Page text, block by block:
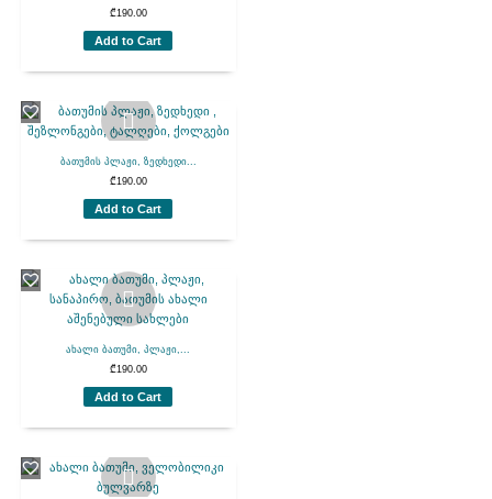
₾190.00
Add to Cart
ბათუმის პლაჟი, ზედხედი...
₾190.00
Add to Cart
ახალი ბათუმი, პლაჟი,...
₾190.00
Add to Cart